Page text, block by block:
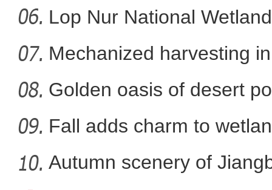
Lop Nur National
Mechanized harvesting
Golden oasis of desert
Fall adds charm to
Autumn scenery of